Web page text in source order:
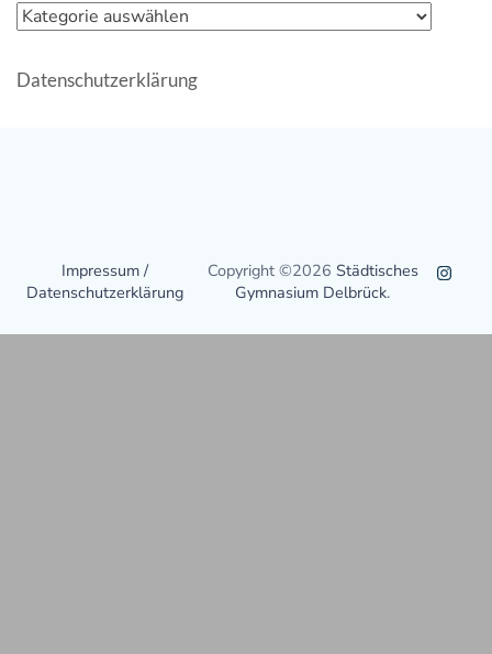
Kategorien
Datenschutzerklärung
Copyright ©2026 Städtisches
Gymnasium Delbrück.
Impressum /
Datenschutzerklärung